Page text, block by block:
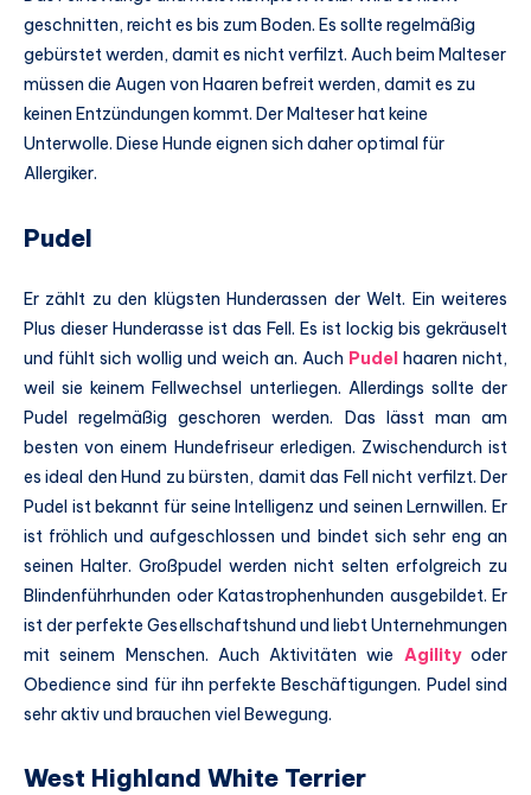
geschnitten, reicht es bis zum Boden. Es sollte regelmäßig
gebürstet werden, damit es nicht verfilzt. Auch beim Malteser
müssen die Augen von Haaren befreit werden, damit es zu
keinen Entzündungen kommt. Der Malteser hat keine
Unterwolle. Diese Hunde eignen sich daher optimal für
Allergiker.
Pudel
Er zählt zu den klügsten Hunderassen der Welt. Ein weiteres
Plus dieser Hunderasse ist das Fell. Es ist lockig bis gekräuselt
und fühlt sich wollig und weich an. Auch Pudel haaren nicht,
weil sie keinem Fellwechsel unterliegen. Allerdings sollte der
Pudel regelmäßig geschoren werden. Das lässt man am
besten von einem Hundefriseur erledigen. Zwischendurch ist
es ideal den Hund zu bürsten, damit das Fell nicht verfilzt. Der
Pudel ist bekannt für seine Intelligenz und seinen Lernwillen. Er
ist fröhlich und aufgeschlossen und bindet sich sehr eng an
seinen Halter. Großpudel werden nicht selten erfolgreich zu
Blindenführhunden oder Katastrophenhunden ausgebildet. Er
ist der perfekte Gesellschaftshund und liebt Unternehmungen
mit seinem Menschen. Auch Aktivitäten wie Agilityoder
Obedience sind für ihn perfekte Beschäftigungen. Pudel sind
sehr aktiv und brauchen viel Bewegung.
West Highland White Terrier